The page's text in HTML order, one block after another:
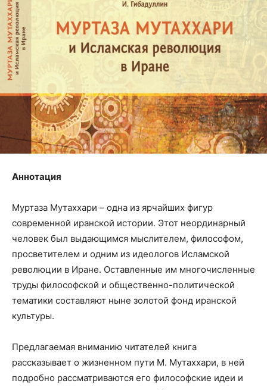
Аннотация
Муртаза Мутаххари – одна из ярчайших фигур
современной иранской истории. Этот неординарный
человек был выдающимся мыслителем, философом,
просветителем и одним из идеологов Исламской
революции в Иране. Оставленные им многочисленные
труды философской и общественно-политической
тематики составляют ныне золотой фонд иранской
культуры.
Предлагаемая вниманию читателей книга
рассказывает о жизненном пути М. Мутаххари, в ней
подробно рассматриваются его философские идеи и